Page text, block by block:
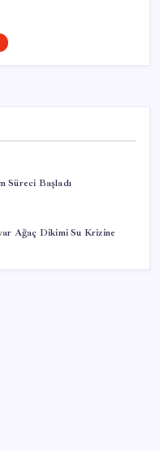
Süreci Başladı
Ağaç Dikimi Su Krizine